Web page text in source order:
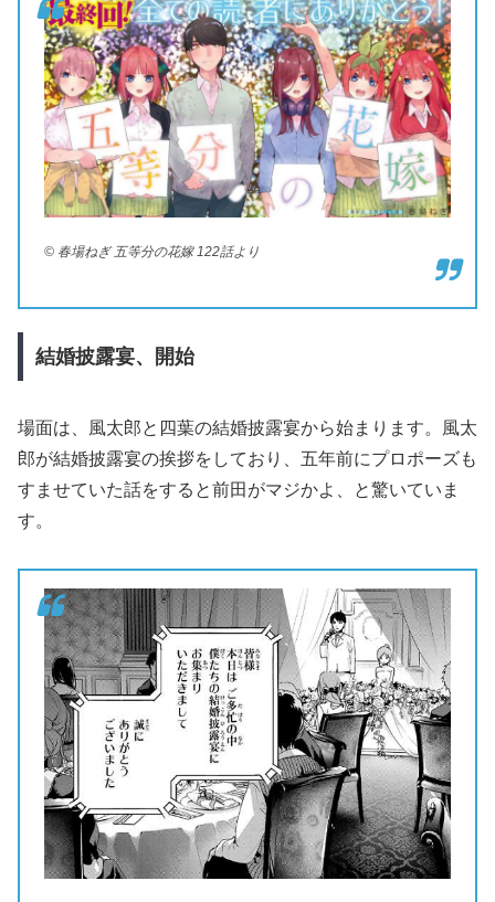
© 春場ねぎ 五等分の花嫁 122話より
結婚披露宴、開始
場面は、風太郎と四葉の結婚披露宴から始まります。風太
郎が結婚披露宴の挨拶をしており、五年前にプロポーズも
すませていた話をすると前田がマジかよ、と驚いていま
す。